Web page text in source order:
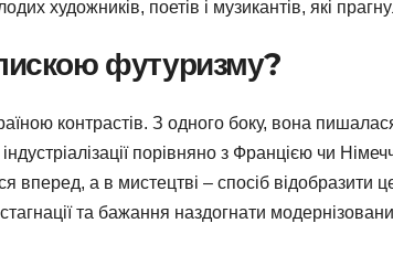
художників, поетів і музикантів, які
футуризму?
контрастів. З одного боку, вона
порівняно з Францією чи
вперед, а в мистецтві – спосіб відобразити
та бажання наздогнати